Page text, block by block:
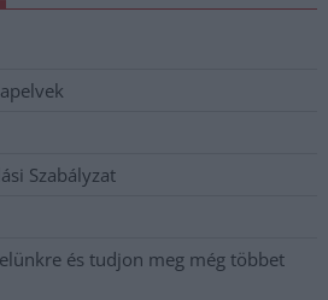
Szabályzat
és tudjon meg még többet